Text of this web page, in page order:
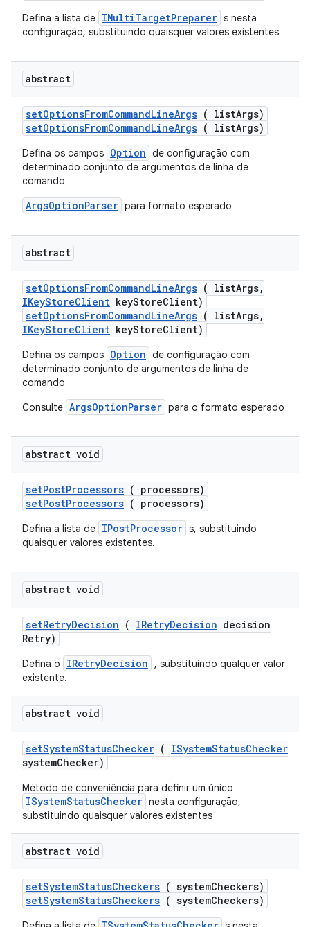
Defina a lista de IMultiTargetPreparer s nesta
configuração, substituindo quaisquer valores existentes
abstract
setOptionsFromCommandLineArgs ( listArgs)
setOptionsFromCommandLineArgs ( listArgs)
Defina os campos Option de configuração com
determinado conjunto de argumentos de linha de
comando
ArgsOptionParser para formato esperado
abstract
setOptionsFromCommandLineArgs ( listArgs,
IKeyStoreClient keyStoreClient)
setOptionsFromCommandLineArgs ( listArgs,
IKeyStoreClient keyStoreClient)
Defina os campos Option de configuração com
determinado conjunto de argumentos de linha de
comando
Consulte ArgsOptionParser para o formato esperado
abstract void
setPostProcessors ( processors)
setPostProcessors ( processors)
Defina a lista de IPostProcessor s, substituindo
quaisquer valores existentes.
abstract void
setRetryDecision ( IRetryDecision decision
Retry)
Defina o IRetryDecision
, substituindo qualquer valor
existente.
abstract void
setSystemStatusChecker ( ISystemStatusChecker
systemChecker)
Método de conveniência para definir um único
ISystemStatusChecker nesta configuração,
substituindo quaisquer valores existentes
abstract void
setSystemStatusCheckers ( systemCheckers)
setSystemStatusCheckers ( systemCheckers)